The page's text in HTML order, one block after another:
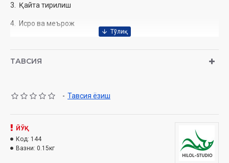
3. Қайта тирилиш
4. Исро ва меърож
6. Ҳанафийлик-мўътадил мазҳаб
8. Тилни ғийбатдан, нафсни ҳаромдай асранг
10. Тинчлик ва хотиржамлик шукронаси
ТАВСИЯ
- Тавсия ёзиш
ЙЎҚ
Код: 144
Вазни: 0.15кг